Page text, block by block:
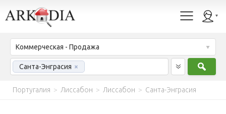
Коммерческая - Продажа
Санта-Энграсия ×
Португалия > Лиссабон > Лиссабон > Санта-Энграсия